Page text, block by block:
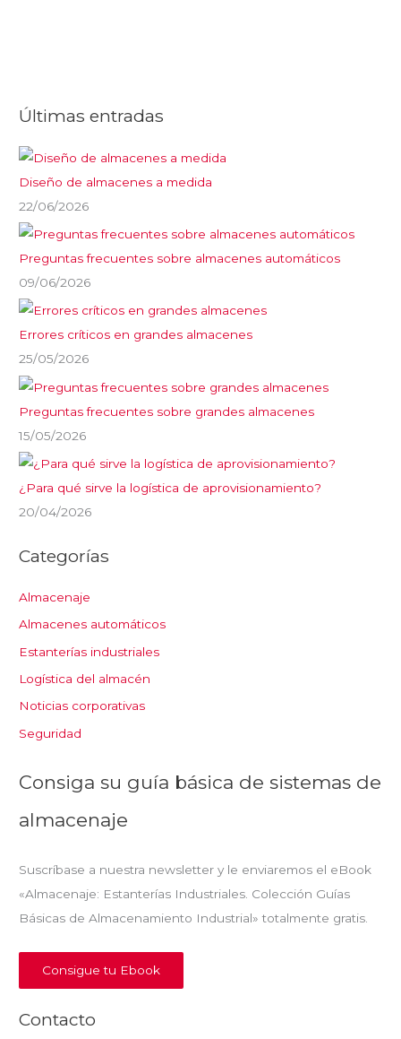
Últimas entradas
Diseño de almacenes a medida
22/06/2026
Preguntas frecuentes sobre almacenes automáticos
09/06/2026
Errores críticos en grandes almacenes
25/05/2026
Preguntas frecuentes sobre grandes almacenes
15/05/2026
¿Para qué sirve la logística de aprovisionamiento?
20/04/2026
Categorías
Almacenaje
Almacenes automáticos
Estanterías industriales
Logística del almacén
Noticias corporativas
Seguridad
Consiga su guía básica de sistemas de
almacenaje
Suscríbase a nuestra newsletter y le enviaremos el eBook
«Almacenaje: Estanterías Industriales. Colección Guías
Básicas de Almacenamiento Industrial» totalmente gratis.
Consigue tu Ebook
Contacto